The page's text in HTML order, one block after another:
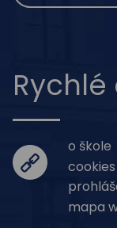
Rychlé
o škole
cookies
mapa